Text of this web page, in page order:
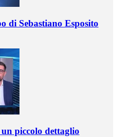
di Sebastiano Esposito
piccolo dettaglio